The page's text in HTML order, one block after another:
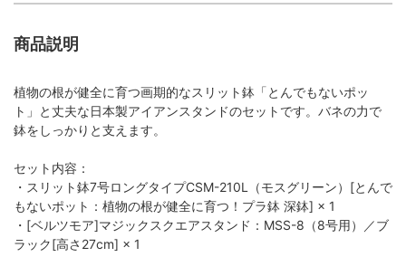
商品説明
植物の根が健全に育つ画期的なスリット鉢「とんでもないポッ
ト」と丈夫な日本製アイアンスタンドのセットです。バネの力で
鉢をしっかりと支えます。
セット内容：
・スリット鉢7号ロングタイプCSM-210L（モスグリーン）[とんで
もないポット：植物の根が健全に育つ！プラ鉢 深鉢] × 1
・[ベルツモア]マジックスクエアスタンド：MSS-8（8号用）／ブ
ラック[高さ27cm] × 1